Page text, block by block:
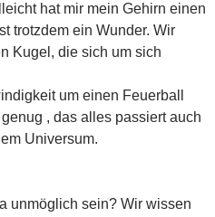
hat mir mein Gehirn einen
trotzdem ein Wunder. Wir
Kugel, die sich um sich
um einen Feuerball
, das alles passiert auch
Universum.
unmöglich sein? Wir wissen